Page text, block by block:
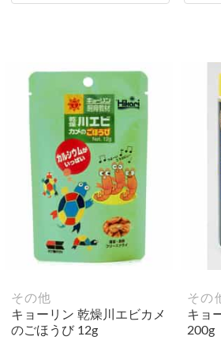
その他
キョーリン 乾燥川エビカメ
のごほうび 12g
その
キョ
200g